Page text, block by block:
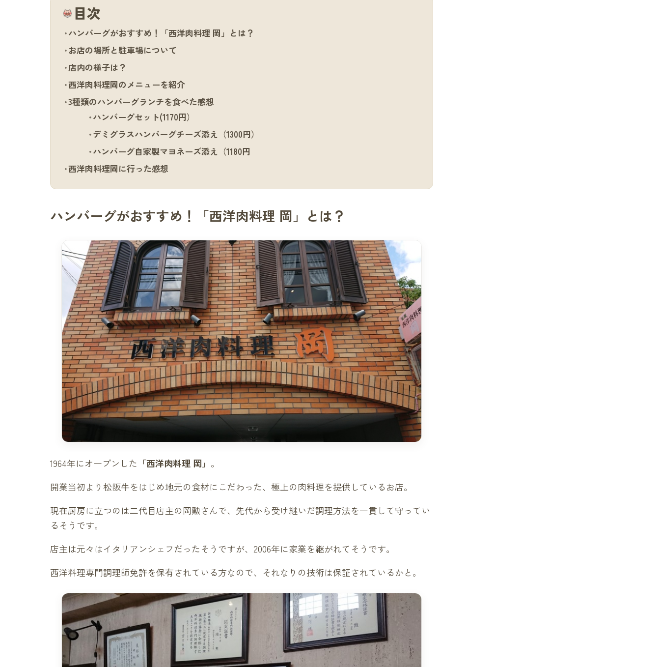
目次
ハンバーグがおすすめ！「西洋肉料理 岡」とは？
お店の場所と駐車場について
店内の様子は？
西洋肉料理岡のメニューを紹介
3種類のハンバーグランチを食べた感想
ハンバーグセット(1170円）
デミグラスハンバーグチーズ添え（1300円）
ハンバーグ自家製マヨネーズ添え（1180円
西洋肉料理岡に行った感想
ハンバーグがおすすめ！「西洋肉料理 岡」とは？
1964年にオープンした 「西洋肉料理 岡」 。
開業当初より松阪牛をはじめ地元の食材にこだわった、極上の肉料理を提供しているお店。
現在厨房に立つのは二代目店主の岡勲さんで、先代から受け継いだ調理方法を一貫して守ってい
るそうです。
店主は元々はイタリアンシェフだったそうですが、2006年に家業を継がれてそうです。
西洋料理専門調理師免許を保有されている方なので、それなりの技術は保証されているかと。